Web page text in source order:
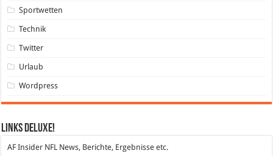
Sportwetten
Technik
Twitter
Urlaub
Wordpress
Links DeLuXe!
AF Insider NFL News, Berichte, Ergebnisse etc.